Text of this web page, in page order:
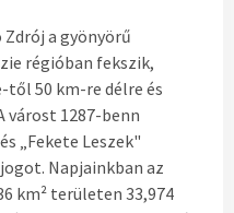
Zdrój a gyönyörű
régióban fekszik,
től 50 km-re délre és
várost 1287-benn
„Fekete Leszek"
Napjainkban az
km² területen 33,974